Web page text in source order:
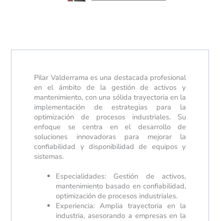
Pilar Valderrama es una destacada profesional
en el ámbito de la gestión de activos y
mantenimiento, con una sólida trayectoria en la
implementación de estrategias para la
optimización de procesos industriales. Su
enfoque se centra en el desarrollo de
soluciones innovadoras para mejorar la
confiabilidad y disponibilidad de equipos y
sistemas.
Especialidades: Gestión de activos,
mantenimiento basado en confiabilidad,
optimización de procesos industriales.
Experiencia: Amplia trayectoria en la
industria, asesorando a empresas en la